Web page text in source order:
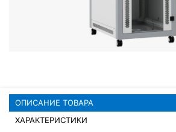
Комплектующие ПК
ОПИСАНИЕ ТОВАРА
ХАРАКТЕРИСТИКИ